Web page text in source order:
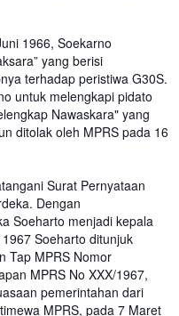
1966, Soekarno
yang berisi
terhadap peristiwa G30S.
untuk melengkapi pidato
Nawaskara" yang
ditolak oleh MPRS pada 16
Surat Pernyataan
Dengan
Soeharto menjadi kepala
Soeharto ditunjuk
Tap MPRS Nomor
MPRS No XXX/1967,
pemerintahan dari
MPRS, pada 7 Maret